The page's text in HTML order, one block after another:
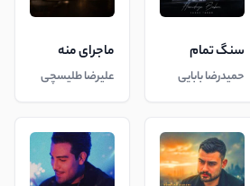
سنگ تمام
حمیدرضا بابایی
ماجرای منه
علیرضا طلیسچی